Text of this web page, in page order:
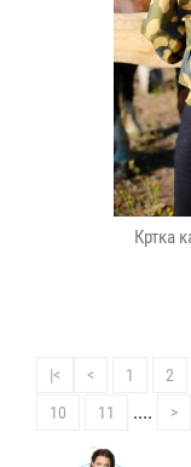
Кртка
|< < 1 2
10
11 .... >